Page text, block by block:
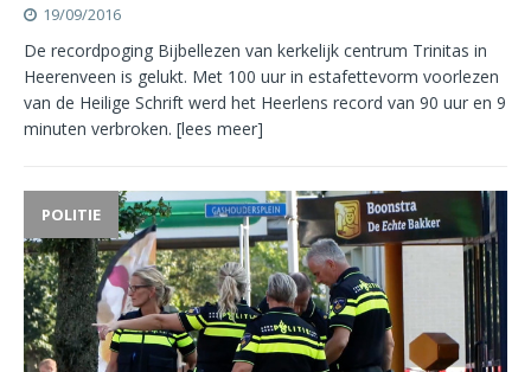
19/09/2016
De recordpoging Bijbellezen van kerkelijk centrum Trinitas in
Heerenveen is gelukt. Met 100 uur in estafettevorm voorlezen
van de Heilige Schrift werd het Heerlens record van 90 uur en 9
minuten verbroken. [lees meer]
POLITIE